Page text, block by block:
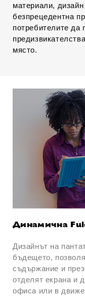
материали,
безпрецедентна
потребителите да
място.
Динамична
Дизайнът на
бъдещето,
съдържание и
отделят екрана и
офиса или в